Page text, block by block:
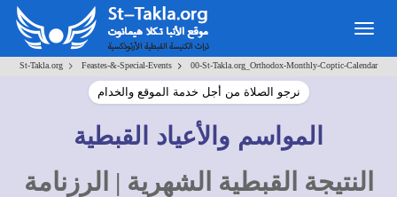
St-Takla.org > Feastes-&-Special-Events > 00-St-Takla.org_Orthodox-Monthly-Coptic-Calendar
نرجو الصلاة من أجل خدمة الموقع والخدام
المواسم والأعياد القبطية
النتيجة القبطية الشهرية | الرزنامة